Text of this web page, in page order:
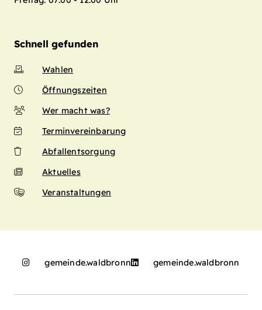
Schnell gefunden
Wahlen
Öffnungszeiten
Wer macht was?
Terminvereinbarung
Abfallentsorgung
Aktuelles
Veranstaltungen
gemeinde.waldbronn gemeinde.waldbronn